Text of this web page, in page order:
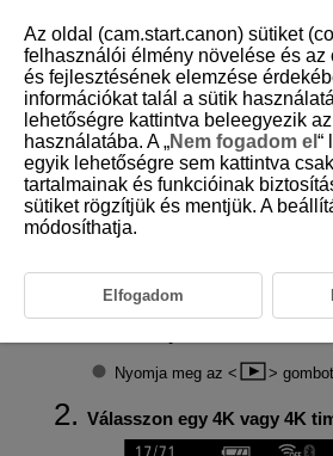
D101-118
Filmkocka mentése 4K vagy
time-lapse videókból
4K és 4K time-lapse videók esetén kb. 8,3
neve „Képkocka mentése (4K
Nyomja meg az
Válasszon egy 4K vagy 4K
Az oldal (cam.start.canon) sütiket
felhasználói élmény növelése és az
és fejlesztésének elemzése
információkat talál a sütik
lehetőségre kattintva beleegyezik
használatába. A „Nem fogadom el “
egyik lehetőségre sem kattintva
tartalmainak és funkcióinak
sütiket rögzítjük és mentjük. A
módosíthatja.
Elfogadom